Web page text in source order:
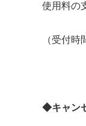
使用料の
（受付時
◆キャン